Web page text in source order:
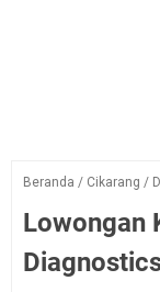
Beranda / Cikarang /
Lowongan